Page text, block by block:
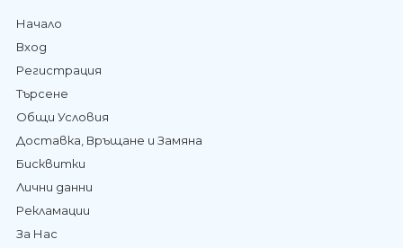
Начало
Вход
Регистрация
Търсене
Общи Условия
Доставка, Връщане и Замяна
Бисквитки
Лични данни
Рекламации
За Нас